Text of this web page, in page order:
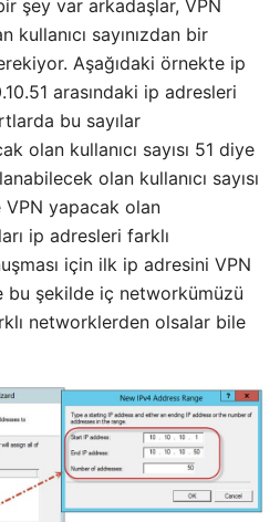
şey var arkadaşlar, VPN
kullanıcı sayınızdan bir
Aşağıdaki örnekte ip
arasındaki ip adresleri
bu sayılar
olan kullanıcı sayısı 51 diye
olan kullanıcı sayısı
yapacak olan
ip adresleri farklı
için ilk ip adresini VPN
bu şekilde iç networkümüzü
networklerden olsalar bile